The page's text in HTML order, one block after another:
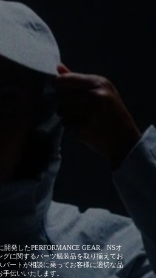
開発したPERFORMANCE GEAR、NSオ
グに関するパーツ艤装品を取り揃えてお
パートが相談に乗ってお客様に適切な品
手伝いいたします。